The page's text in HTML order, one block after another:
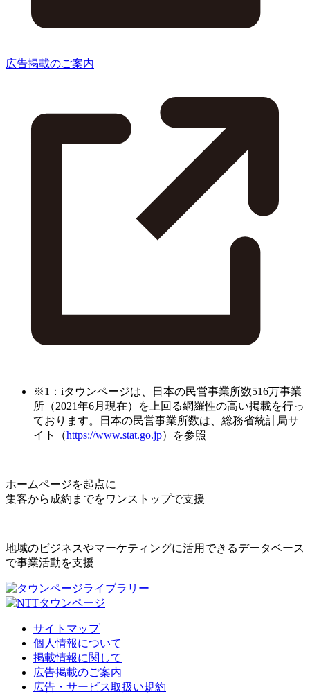
広告掲載のご案内
※1：iタウンページは、日本の民営事業所数516万事業
所（2021年6月現在）を上回る網羅性の高い掲載を行っ
ております。日本の民営事業所数は、総務省統計局サ
イト（https://www.stat.go.jp）を参照
ホームページを起点に
集客から成約までをワンストップで支援
地域のビジネスやマーケティングに活用できるデータベース
で事業活動を支援
サイトマップ
個人情報について
掲載情報に関して
広告掲載のご案内
広告・サービス取扱い規約